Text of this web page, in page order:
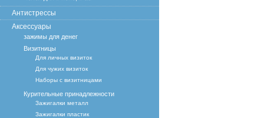
Антистрессы
Аксессуары
зажимы для денег
Визитницы
Для личных визиток
Для чужих визиток
Наборы с визитницами
Курительные принадлежности
Зажигалки металл
Зажигалки пластик